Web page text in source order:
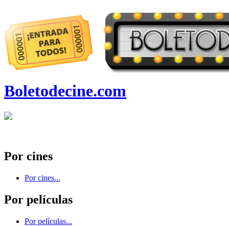
Boletodecine.com
Por cines
Por cines...
Por películas
Por películas...